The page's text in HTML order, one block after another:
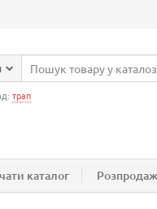
трап
каталог